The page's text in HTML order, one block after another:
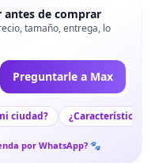
antes de comprar
tamaño, entrega, lo
Preguntarle a Max
ciudad? ¿Características
por WhatsApp? 🐾